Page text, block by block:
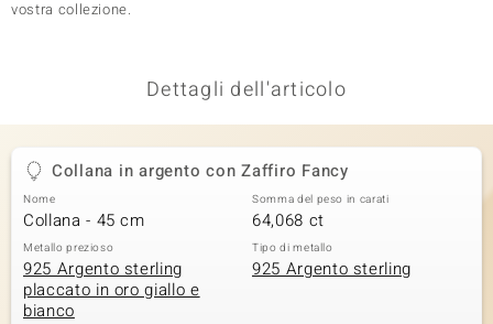
vostra collezione.
Dettagli dell'articolo
Collana in argento con Zaffiro Fancy
Nome
Collana - 45 cm
Somma del peso in carati
64,068 ct
Metallo prezioso
925 Argento sterling
placcato in oro giallo e
bianco
Tipo di metallo
925 Argento sterling